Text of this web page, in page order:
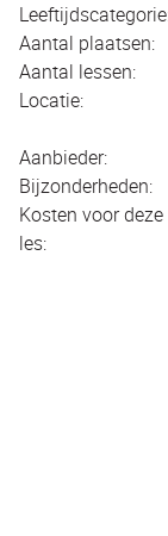
Aantal plaatsen:
Aantal lessen:
Locatie:
Aanbieder:
Bijzonderheden:
Kosten voor deze
les: